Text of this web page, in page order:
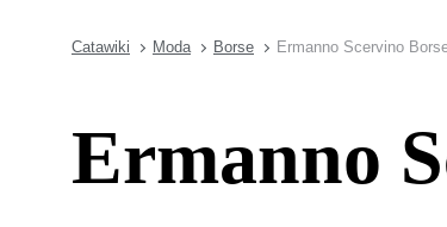
Catawiki Moda Borse Ermanno Scervino
Ermanno